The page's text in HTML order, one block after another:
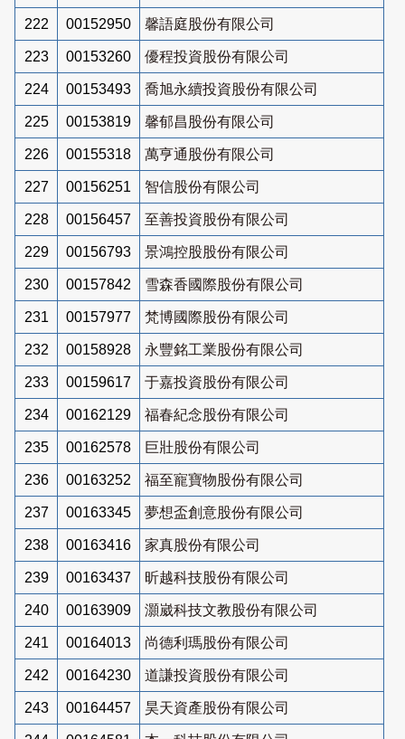
222 00152950 馨語庭股份有限公司
223 00153260 優程投資股份有限公司
224 00153493 喬旭永續投資股份有限公司
225 00153819 馨郁昌股份有限公司
226 00155318 萬亨通股份有限公司
227 00156251 智信股份有限公司
228 00156457 至善投資股份有限公司
229 00156793 景鴻控股股份有限公司
230 00157842 雪森香國際股份有限公司
231 00157977 梵博國際股份有限公司
232 00158928 永豐銘工業股份有限公司
233 00159617 于嘉投資股份有限公司
234 00162129 福春紀念股份有限公司
235 00162578 巨壯股份有限公司
236 00163252 福至寵寶物股份有限公司
237 00163345 夢想盃創意股份有限公司
238 00163416 家真股份有限公司
239 00163437 昕越科技股份有限公司
240 00163909 灝崴科技文教股份有限公司
241 00164013 尚德利瑪股份有限公司
242 00164230 道謙投資股份有限公司
243 00164457 昊天資產股份有限公司